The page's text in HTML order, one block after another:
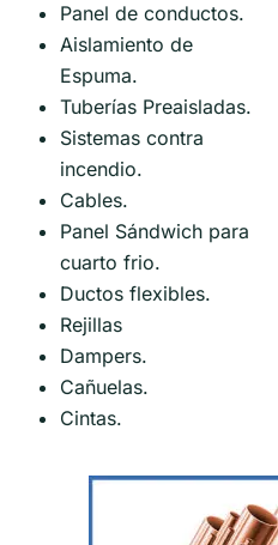
Panel de conductos.
Aislamiento de
Espuma.
Tuberías Preaisladas.
Sistemas contra
incendio.
Cables.
Panel Sándwich para
cuarto frio.
Ductos flexibles.
Rejillas
Dampers.
Cañuelas.
Cintas.